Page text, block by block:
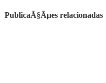
PublicaÃ§Ãµes relacionadas